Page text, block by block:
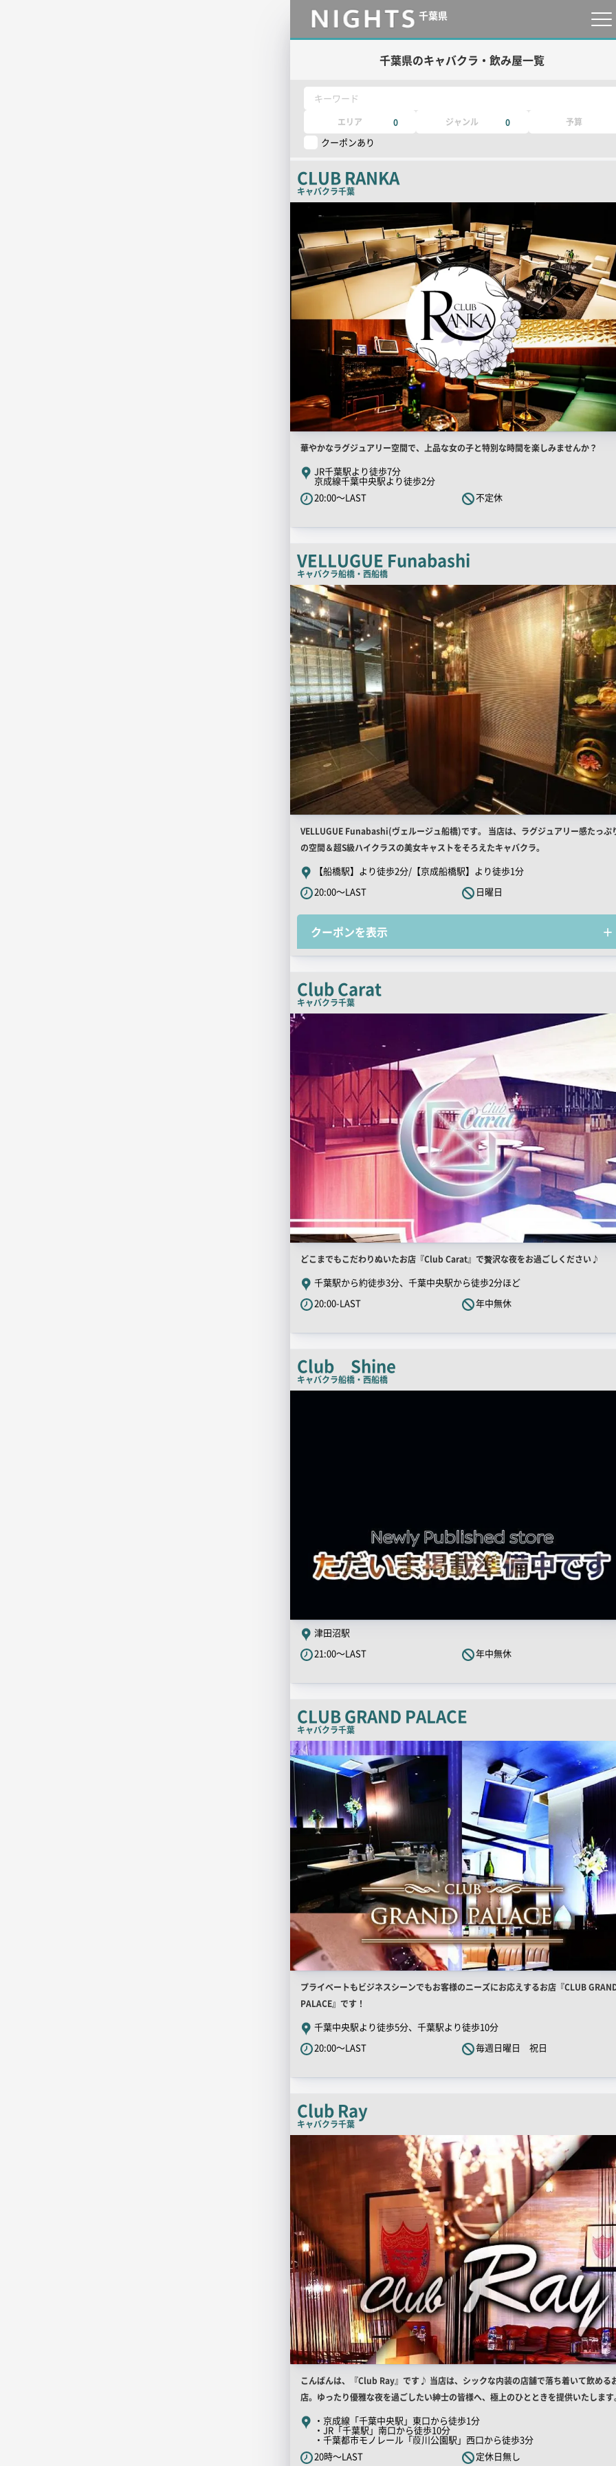
千葉県
千葉県のキャバクラ・飲み屋一覧
キーワード
エリア 0 ジャンル 0 予算
クーポンあり
CLUB RANKA
キャバクラ千葉
店
画
店
舗
PR
キ
ッ
コ
ピ
ー
華やかなラグジュアリー空間で、上品な女の子と特別な時間を楽しみませんか？
JR千葉駅より徒歩7分
京成線千葉中央駅より徒歩2分
20:00～LAST
不定休
VELLUGUE Funabashi
キャバクラ船橋・西船橋
店
舗
PR
画
像
店
舗
PR
キ
ャ
ッ
コ
VELLUGUE Funabashi(ヴェルージュ船橋)です。 当店は、ラグジュアリー感たっぷ
の空間＆超S級ハイクラスの美女キャストをそろえたキャバクラ。
【船橋駅】より徒歩2分/【京成船橋駅】より徒歩1分
20:00～LAST
日曜日
クーポンを表示
Club Carat
キャバクラ千葉
店
舗
PR
店
舗
PR
キ
チ
コ
ピ
どこまでもこだわりぬいたお店『Club Carat』で贅沢な夜をお過ごしください♪
千葉駅から約徒歩3分、千葉中央駅から徒歩2分ほど
20:00-LAST
年中無休
Club Shine
キャバクラ船橋・西船橋
店
津田沼駅
21:00～LAST
年中無休
CLUB GRAND PALACE
キャバクラ千葉
店
舗
PR
画
像
店
舗
PR
キ
ャ
コ
ピ
ー
プライベートもビジネスシーンでもお客様のニーズにお応えするお店『CLUB
PALACE』です！
千葉中央駅より徒歩5分、千葉駅より徒歩10分
20:00～LAST
毎週日曜日 祝日
Club Ray
キャバクラ千葉
店
店
舗
PR
キ
ッ
こんばんは、『Club Ray』です♪ 当店は、シックな内装の店舗で落ち着いて飲める
店。ゆったり優雅な夜を過ごしたい紳士の皆様へ、極上のひとときを提供いたします
・京成線「千葉中央駅」東口から徒歩1分
・JR「千葉駅」南口から徒歩10分
・千葉都市モノレール「葭川公園駅」西口から徒歩3分
20時～LAST
定休日無し